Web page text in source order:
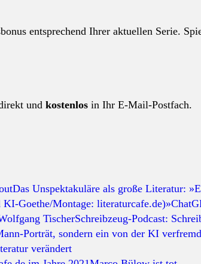
entsprechend Ihrer aktuellen Serie.
und kostenlos in Ihr E-Mail-Postfach.
Das Unspektakuläre als große Literatur:
Schreibzeug-Podcast:
verändert